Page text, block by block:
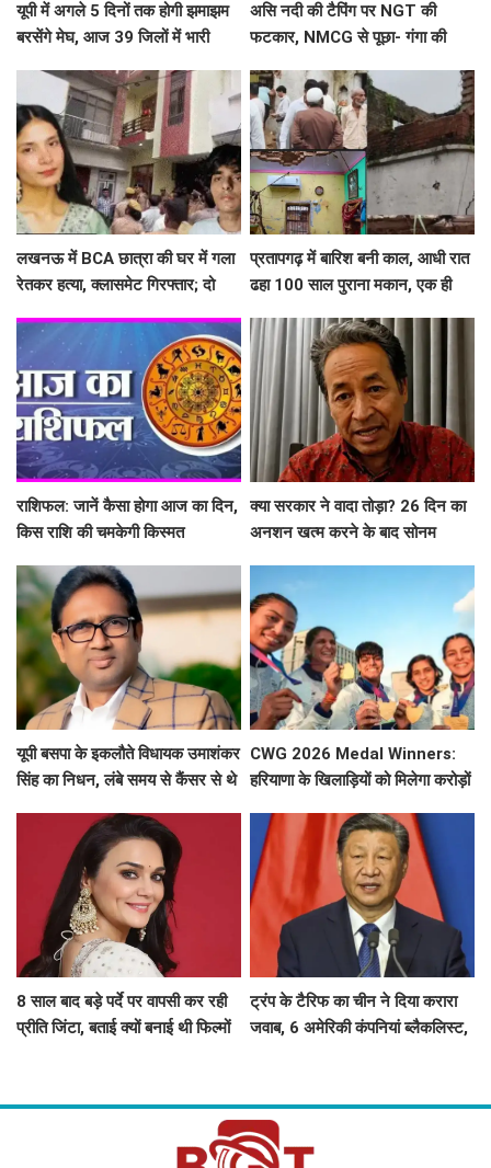
यूपी में अगले 5 दिनों तक होगी झमाझम
बरसेंगे मेघ, आज 39 जिलों में भारी
असि नदी की टैपिंग पर NGT की
फटकार, NMCG से पूछा- गंगा की
लखनऊ में BCA छात्रा की घर में गला
रेतकर हत्या, क्लासमेट गिरफ्तार; दो
प्रतापगढ़ में बारिश बनी काल, आधी रात
ढहा 100 साल पुराना मकान, एक ही
राशिफल: जानें कैसा होगा आज का दिन,
किस राशि की चमकेगी किस्मत
क्या सरकार ने वादा तोड़ा? 26 दिन का
अनशन खत्म करने के बाद सोनम
यूपी बसपा के इकलौते विधायक उमाशंकर
सिंह का निधन, लंबे समय से कैंसर से थे
CWG 2026 Medal Winners:
हरियाणा के खिलाड़ियों को मिलेगा करोड़ों
8 साल बाद बड़े पर्दे पर वापसी कर रही
प्रीति जिंटा, बताई क्यों बनाई थी फिल्मों
ट्रंप के टैरिफ का चीन ने दिया करारा
जवाब, 6 अमेरिकी कंपनियां ब्लैकलिस्ट,